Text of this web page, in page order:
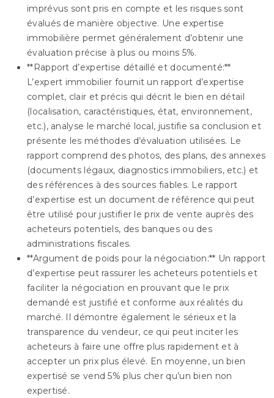
imprévus sont pris en compte et les risques sont
évalués de manière objective. Une expertise
immobilière permet généralement d’obtenir une
évaluation précise à plus ou moins 5%.
**Rapport d’expertise détaillé et documenté:**
L’expert immobilier fournit un rapport d’expertise
complet, clair et précis qui décrit le bien en détail
(localisation, caractéristiques, état, environnement,
etc.), analyse le marché local, justifie sa conclusion et
présente les méthodes d’évaluation utilisées. Le
rapport comprend des photos, des plans, des annexes
(documents légaux, diagnostics immobiliers, etc.) et
des références à des sources fiables. Le rapport
d’expertise est un document de référence qui peut
être utilisé pour justifier le prix de vente auprès des
acheteurs potentiels, des banques ou des
administrations fiscales.
**Argument de poids pour la négociation:** Un rapport
d’expertise peut rassurer les acheteurs potentiels et
faciliter la négociation en prouvant que le prix
demandé est justifié et conforme aux réalités du
marché. Il démontre également le sérieux et la
transparence du vendeur, ce qui peut inciter les
acheteurs à faire une offre plus rapidement et à
accepter un prix plus élevé. En moyenne, un bien
expertisé se vend 5% plus cher qu’un bien non
expertisé.